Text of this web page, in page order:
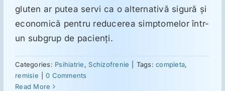
Ginecologie
Dietă
gluten ar putea servi ca o alternativă sigură şi
economică pentru reducerea simptomelor într-
un subgrup de pacienţi.
Categories: Psihiatrie, Schizofrenie Tags:completa,
remisie
0 Comments
Read More